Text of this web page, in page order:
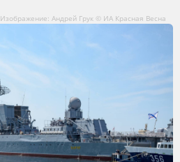
Изображение: Андрей Грук © ИА Красная Весна